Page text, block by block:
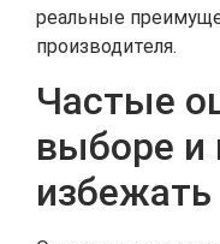
реальные
производителя.
Частые
выборе и
избежать